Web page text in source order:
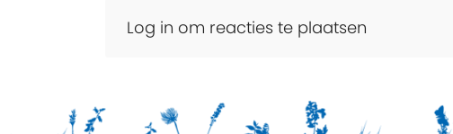
Log in om reacties te plaatsen